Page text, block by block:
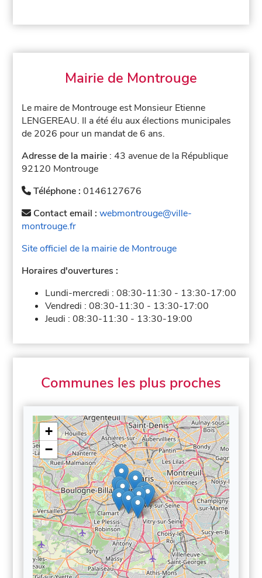
Mairie de Montrouge
Le maire de Montrouge est Monsieur Etienne
LENGEREAU. Il a été élu aux élections municipales
de 2026 pour un mandat de 6 ans.
Adresse de la mairie : 43 avenue de la République
92120 Montrouge
Téléphone :0146127676
Contact email :webmontrouge@ville-
montrouge.fr
Site officiel de la mairie de Montrouge
Horaires d'ouvertures :
Lundi-mercredi :08:30-11:30 - 13:30-17:00
Vendredi :08:30-11:30 - 13:30-17:00
Jeudi :08:30-11:30 - 13:30-19:00
Communes les plus proches
+
−